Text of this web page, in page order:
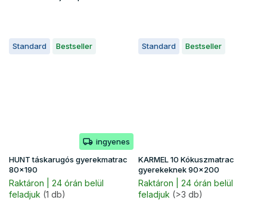
Standard Bestseller
ingyenes
HUNT táskarugós gyerekmatrac
80x190
Raktáron | 24 órán belül
feladjuk (1 db)
Standard Bestseller
KARMEL 10 Kókuszmatrac
gyerekeknek 90x200
Raktáron | 24 órán belül
feladjuk (>3 db)